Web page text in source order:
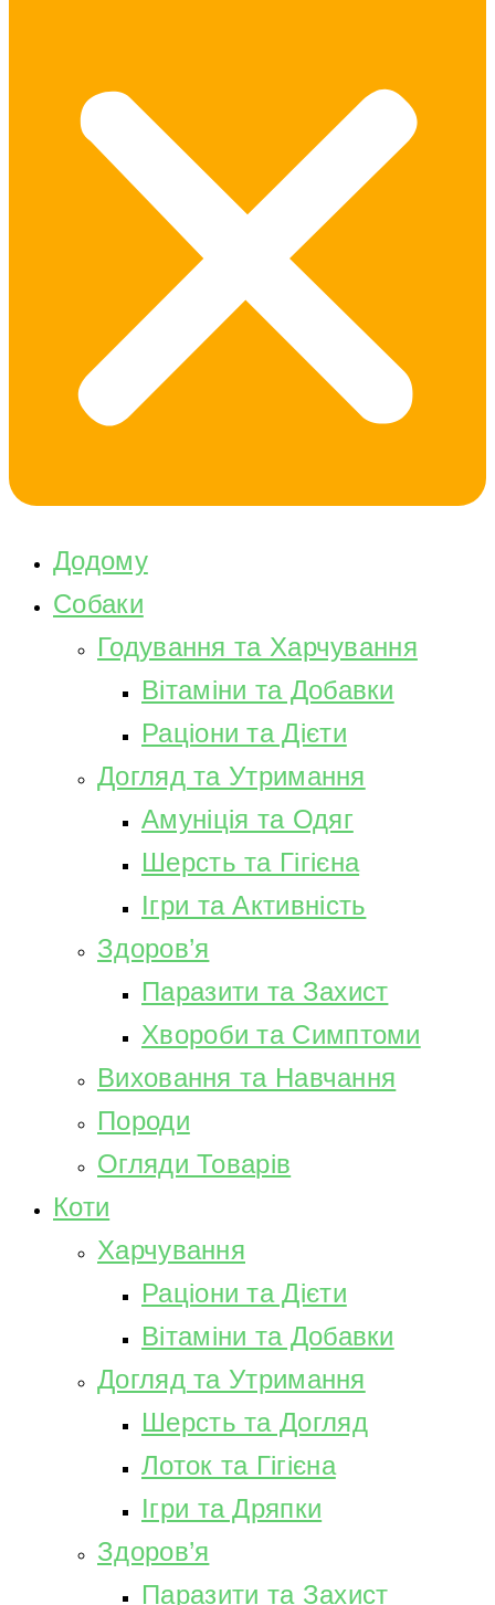
Додому
Собаки
Годування та Харчування
Вітаміни та Добавки
Раціони та Дієти
Догляд та Утримання
Амуніція та Одяг
Шерсть та Гігієна
Ігри та Активність
Здоров’я
Паразити та Захист
Хвороби та Симптоми
Виховання та Навчання
Породи
Огляди Товарів
Коти
Харчування
Раціони та Дієти
Вітаміни та Добавки
Догляд та Утримання
Шерсть та Догляд
Лоток та Гігієна
Ігри та Дряпки
Здоров’я
Паразити та Захист